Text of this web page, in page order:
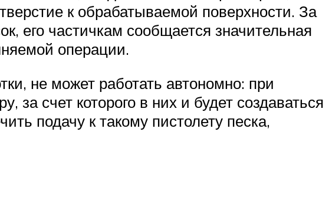
к обрабатываемой поверхности. За
его частичкам сообщается значительная
операции.
не может работать автономно: при
счет которого в них и будет создаваться
подачу к такому пистолету песка,